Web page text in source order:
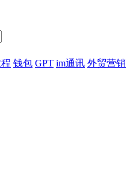
钱包 GPT im通讯 外贸营销